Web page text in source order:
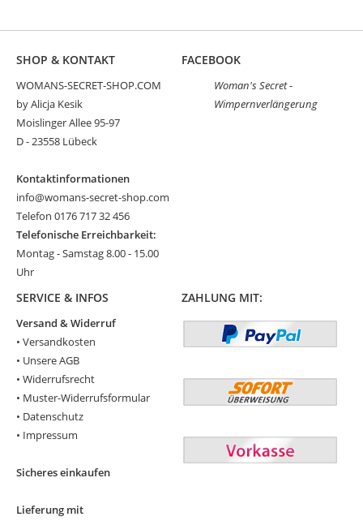
SHOP & KONTAKT
WOMANS-SECRET-SHOP.COM
by Alicja Kesik
Moislinger Allee 95-97
D - 23558 Lübeck
Kontaktinformationen
info@womans-secret-shop.com
Telefon 0176 717 32 456
Telefonische Erreichbarkeit:
Montag - Samstag 8.00 - 15.00
Uhr
FACEBOOK
Woman's Secret -
Wimpernverlängerung
SERVICE & INFOS
Versand & Widerruf
•Versandkosten
• Unsere AGB
•Widerrufsrecht
• Muster-Widerrufsformular
• Datenschutz
• Impressum
Sicheres einkaufen
Lieferung mit
ZAHLUNG MIT: